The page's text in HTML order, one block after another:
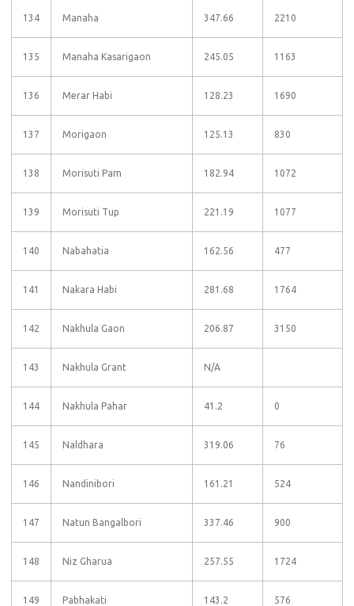
134 Manaha 347.66 2210
135 Manaha Kasarigaon 245.05 1163
136 Merar Habi 128.23 1690
137 Morigaon 125.13 830
138 Morisuti Pam 182.94 1072
139 Morisuti Tup 221.19 1077
140 Nabahatia 162.56 477
141 Nakara Habi 281.68 1764
142 Nakhula Gaon 206.87 3150
143 Nakhula Grant N/A
144 Nakhula Pahar 41.2 0
145 Naldhara 319.06 76
146 Nandinibori 161.21 524
147 Natun Bangalbori 337.46 900
148 Niz Gharua 257.55 1724
149 Pabhakati 143.2 576